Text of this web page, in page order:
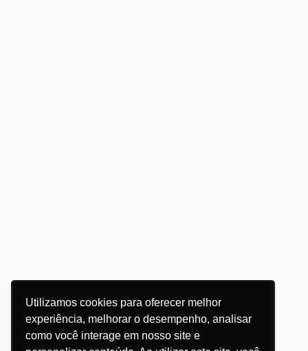
Utilizamos cookies para oferecer melhor
experiência, melhorar o desempenho, analisar
como você interage em nosso site e